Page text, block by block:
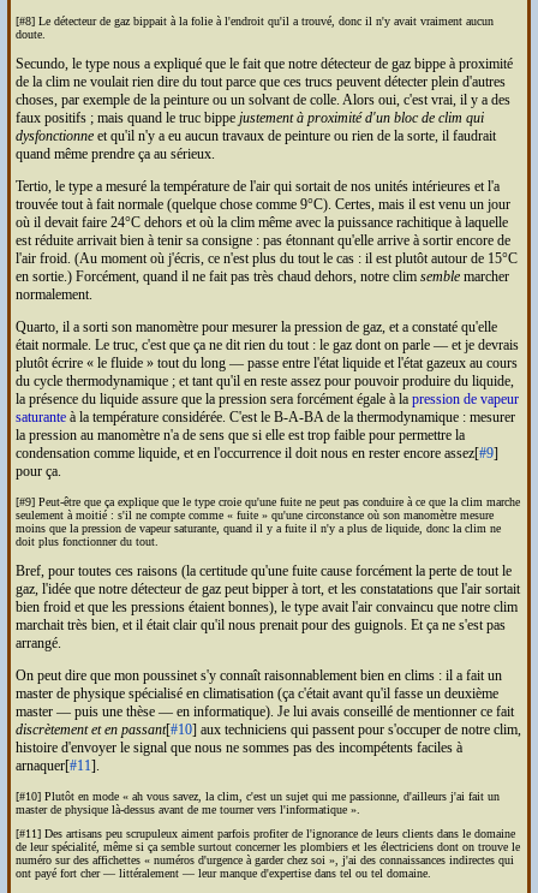
[#8] Le détecteur de gaz bippait à la folie à l'endroit qu'il a trouvé, donc il n'y avait vraiment aucun
doute.
Secundo, le type nous a expliqué que le fait que notre détecteur de gaz bippe à proximité
de la clim ne voulait rien dire du tout parce que ces trucs peuvent détecter plein d'autres
choses, par exemple de la peinture ou un solvant de colle. Alors oui, c'est vrai, il y a des
faux positifs ; mais quand le truc bippe justement à proximité d'un bloc de clim qui
dysfonctionneet qu'il n'y a eu aucun travaux de peinture ou rien de la sorte, il faudrait
quand même prendre ça au sérieux.
Tertio, le type a mesuré la température de l'air qui sortait de nos unités intérieures et l'a
trouvée tout à fait normale (quelque chose comme 9°C). Certes, mais il est venu un jour
où il devait faire 24°C dehors et où la clim même avec la puissance rachitique à laquelle
est réduite arrivait bien à tenir sa consigne : pas étonnant qu'elle arrive à sortir encore de
l'air froid. (Au moment où j'écris, ce n'est plus du tout le cas : il est plutôt autour de 15°C
en sortie.) Forcément, quand il ne fait pas très chaud dehors, notre clim semblemarcher
normalement.
Quarto, il a sorti son manomètre pour mesurer la pression de gaz, et a constaté qu'elle
était normale. Le truc, c'est que ça ne dit rien du tout : le gaz dont on parle — et je devrais
plutôt écrire
le fluide
tout du long — passe entre l'état liquide et l'état gazeux au cours
du cycle thermodynamique ; et tant qu'il en reste assez pour pouvoir produire du liquide,
la présence du liquide assure que la pression sera forcément égale à la pression de vapeur
saturanteà la température considérée. C'est le B-A-BA de la thermodynamique : mesurer
la pression au manomètre n'a de sens que si elle est trop faible pour permettre la
condensation comme liquide, et en l'occurrence il doit nous en rester encore assez[#9]
pour ça.
[#9] Peut-être que ça explique que le type croie qu'une fuite ne peut pas conduire à ce que la clim marche
seulement à moitié : s'il ne compte comme
fuite
qu'une circonstance où son manomètre mesure
moins que la pression de vapeur saturante, quand il y a fuite il n'y a plus de liquide, donc la clim ne
doit plus fonctionner du tout.
Bref, pour toutes ces raisons (la certitude qu'une fuite cause forcément la perte de tout le
gaz, l'idée que notre détecteur de gaz peut bipper à tort, et les constatations que l'air sortait
bien froid et que les pressions étaient bonnes), le type avait l'air convaincu que notre clim
marchait très bien, et il était clair qu'il nous prenait pour des guignols. Et ça ne s'est pas
arrangé.
On peut dire que mon poussinet s'y connaît raisonnablement bien en clims : il a fait un
master de physique spécialisé en climatisation (ça c'était avant qu'il fasse un deuxième
master — puis une thèse — en informatique). Je lui avais conseillé de mentionner ce fait
discrètement et en passant[#10] aux techniciens qui passent pour s'occuper de notre clim,
histoire d'envoyer le signal que nous ne sommes pas des incompétents faciles à
arnaquer[#11].
[#10] Plutôt en mode
ah vous savez, la clim, c'est un sujet qui me passionne, d'ailleurs j'ai fait un
master de physique là-dessus avant de me tourner vers l'informatique
.
[#11] Des artisans peu scrupuleux aiment parfois profiter de l'ignorance de leurs clients dans le domaine
de leur spécialité, même si ça semble surtout concerner les plombiers et les électriciens dont on trouve le
numéro sur des affichettes
numéros d'urgence à garder chez soi
, j'ai des connaissances indirectes qui
ont payé fort cher — littéralement — leur manque d'expertise dans tel ou tel domaine.